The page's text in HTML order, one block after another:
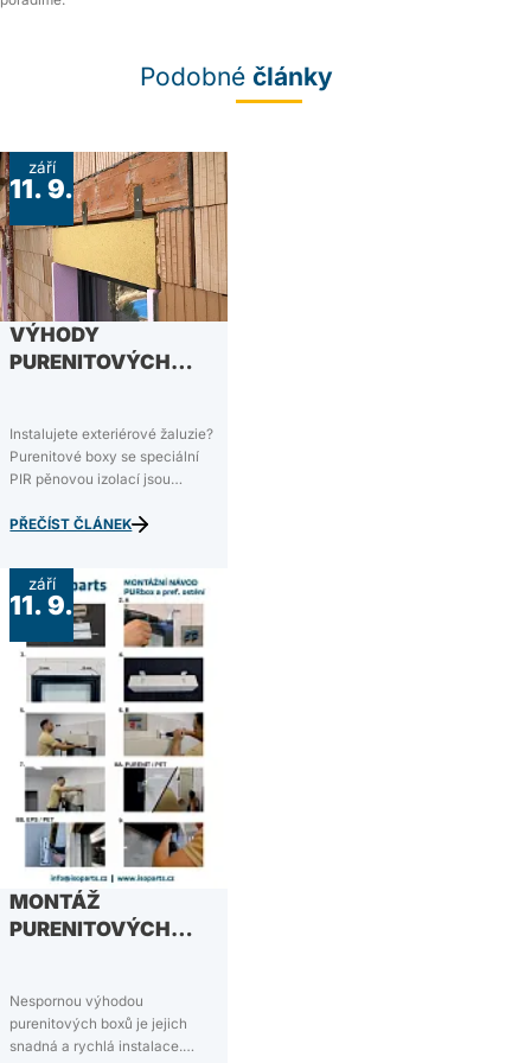
Podobné články
září
11. 9.
VÝHODY
PURENITOVÝCH
Instalujete exteriérové žaluzie?
Purenitové boxy se speciální
PIR pěnovou izolací jsou
řešením, kterým se šetří čas,
článku rozebereme hlavní
výhody purenitových boxů a z
čeho se purenitový box
PŘEČÍST ČLÁNEK
září
11. 9.
MONTÁŽ
PURENITOVÝCH
EXTERIÉROVÉ
ŽALUZIE
Nespornou výhodou
purenitových boxů je jejich
snadná a rychlá instalace.